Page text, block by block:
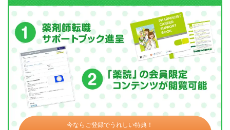
今ならご登録でうれしい特典！